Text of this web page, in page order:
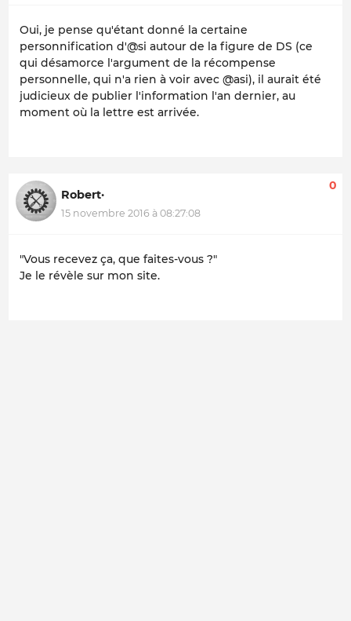
Oui, je pense qu'étant donné la certaine
personnification d'@si autour de la figure de DS (ce
qui désamorce l'argument de la récompense
personnelle, qui n'a rien à voir avec @asi), il aurait été
judicieux de publier l'information l'an dernier, au
moment où la lettre est arrivée.
Robert·
15 novembre 2016 à 08:27:08
0
"Vous recevez ça, que faites-vous ?"
Je le révèle sur mon site.